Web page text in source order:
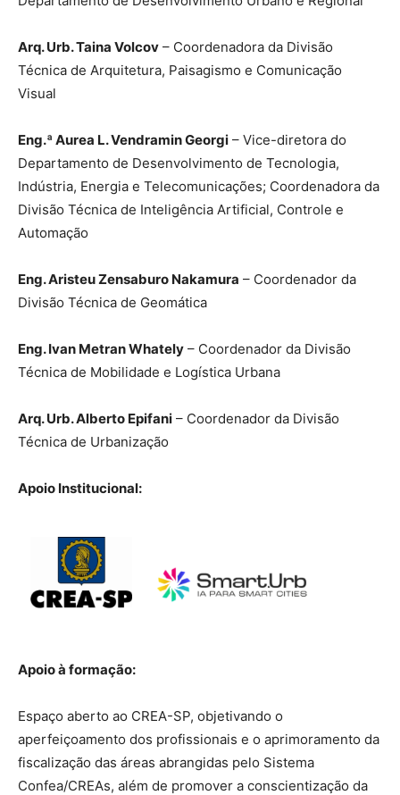
Arq. Urb. Taina Volcov – Coordenadora da Divisão
Técnica de Arquitetura, Paisagismo e Comunicação
Visual
Eng.ª Aurea L. Vendramin Georgi – Vice-diretora do
Departamento de Desenvolvimento de Tecnologia,
Indústria, Energia e Telecomunicações; Coordenadora da
Divisão Técnica de Inteligência Artificial, Controle e
Automação
Eng. Aristeu Zensaburo Nakamura – Coordenador da
Divisão Técnica de Geomática
Eng. Ivan Metran Whately – Coordenador da Divisão
Técnica de Mobilidade e Logística Urbana
Arq. Urb. Alberto Epifani – Coordenador da Divisão
Técnica de Urbanização
Apoio Institucional:
Apoio à formação:
Espaço aberto ao CREA-SP, objetivando o
aperfeiçoamento dos profissionais e o aprimoramento da
fiscalização das áreas abrangidas pelo Sistema
Confea/CREAs, além de promover a conscientização da